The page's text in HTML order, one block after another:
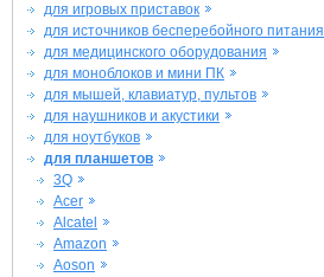
для игровых приставок
для источников бесперебойного питания
для медицинского оборудования
для моноблоков и мини ПК
для мышей, клавиатур, пультов
для наушников и акустики
для ноутбуков
для планшетов
3Q
Acer
Alcatel
Amazon
Aoson